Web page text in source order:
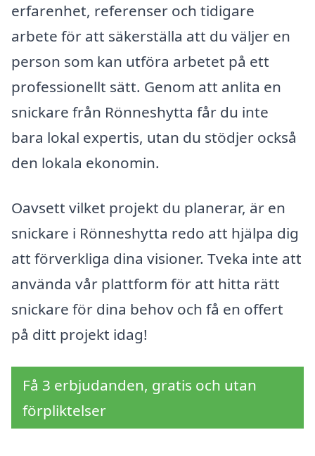
erfarenhet, referenser och tidigare
arbete för att säkerställa att du väljer en
person som kan utföra arbetet på ett
professionellt sätt. Genom att anlita en
snickare från Rönneshytta får du inte
bara lokal expertis, utan du stödjer också
den lokala ekonomin.
Oavsett vilket projekt du planerar, är en
snickare i Rönneshytta redo att hjälpa dig
att förverkliga dina visioner. Tveka inte att
använda vår plattform för att hitta rätt
snickare för dina behov och få en offert
på ditt projekt idag!
Få 3 erbjudanden, gratis och utan
förpliktelser